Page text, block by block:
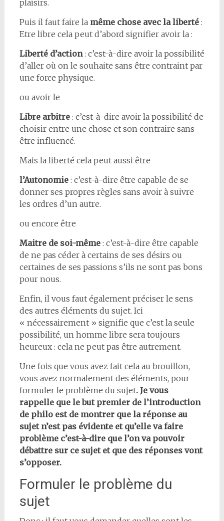
plaisirs.
Puis il faut faire la même chose avec la liberté:
Etre libre cela peut d’abord signifier avoir la :
Liberté d’action: c’est-à-dire avoir la possibilité
d’aller où on le souhaite sans être contraint par
une force physique.
ou avoir le
Libre arbitre : c’est-à-dire avoir la possibilité de
choisir entre une chose et son contraire sans
être influencé.
Mais la liberté cela peut aussi être
l’Autonomie: c’est-à-dire être capable de se
donner ses propres règles sans avoir à suivre
les ordres d’un autre.
ou encore être
Maitre de soi-même : c’est-à-dire être capable
de ne pas céder à certains de ses désirs ou
certaines de ses passions s’ils ne sont pas bons
pour nous.
Enfin, il vous faut également préciser le sens
des autres éléments du sujet. Ici
« nécessairement » signifie que c’est la seule
possibilité, un homme libre sera toujours
heureux : cela ne peut pas être autrement.
Une fois que vous avez fait cela au brouillon,
vous avez normalement des éléments, pour
formuler le problème du sujet. Je vous
rappelle que le but premier de l’introduction
de philo est de montrer que la réponse au
sujet n’est pas évidente et qu’elle va faire
problème c’est-à-dire que l’on va pouvoir
débattre sur ce sujet et que des réponses vont
s’opposer.
Formuler le problème du
sujet